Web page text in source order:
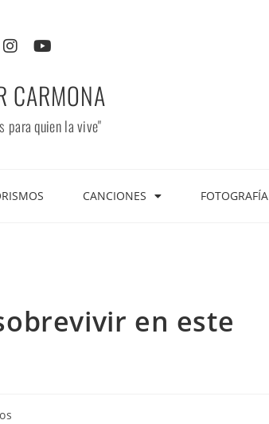
CARMONA
para quien la vive"
CANCIONES FOTOGRAFÍA
en este